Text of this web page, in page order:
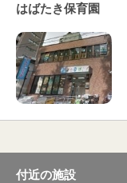
はばたき保育園
付近の施設